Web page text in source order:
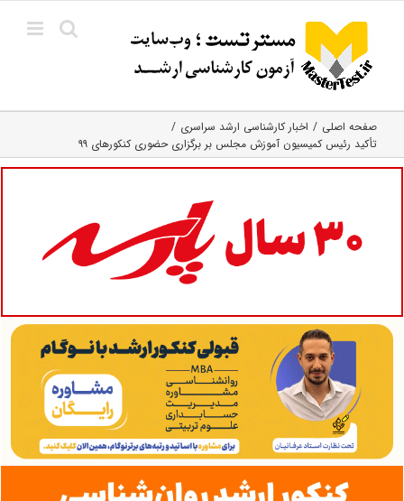
content
صفحه اصلی
اخبار کارشناسی ارشد سراسری
تأکید رئیس کمیسیون آموزش مجلس بر برگزاری حضوری کنکورهای ۹۹